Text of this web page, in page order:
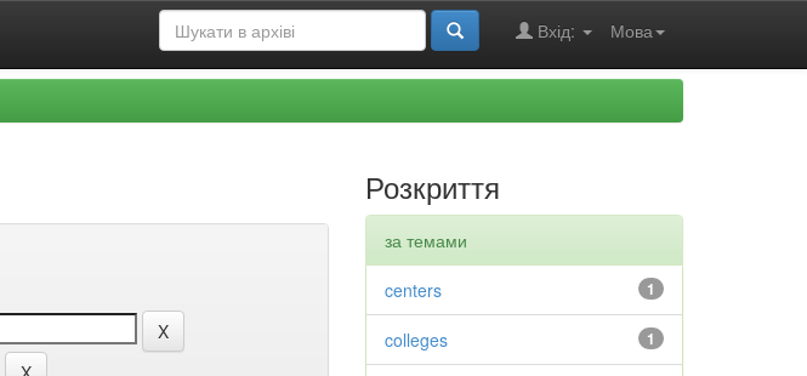
Мова
Вхід:
Розкриття
за темами
1
centers
1
colleges